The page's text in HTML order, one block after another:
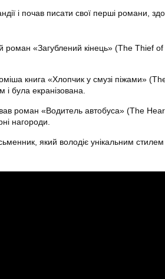
і почав писати свої перші романи,
«Загублений кінець» (The Thief of
книга «Хлопчик у смузі піжами»
і була екранізована.
роман «Водитель автобуса» (The
нагороди.
який володіє унікальним стилем